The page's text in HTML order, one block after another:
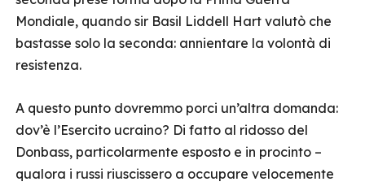
Mondiale, quando sir Basil Liddell Hart valutò che
bastasse solo la seconda: annientare la volontà di
resistenza.
A questo punto dovremmo porci un’altra domanda:
dov’è l’Esercito ucraino? Di fatto al ridosso del
Donbass, particolarmente esposto e in procinto –
qualora i russi riuscissero a occupare velocemente